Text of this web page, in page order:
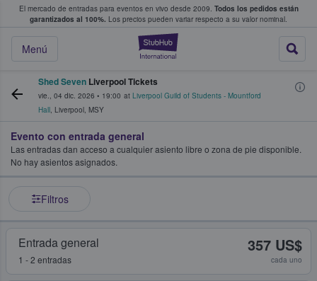
El mercado de entradas para eventos en vivo desde 2009. Todos los pedidos están
garantizados al 100%. Los precios pueden variar respecto a su valor nominal.
StubHub:
Menú
y venta de entradas entre fans
Shed Seven Liverpool Tickets
vie., 04 dic. 2026 • 19:00 at Liverpool Guild of Students - Mountford
Hall, Liverpool, MSY
Evento con entrada general
Las entradas dan acceso a cualquier asiento libre o zona de pie disponible.
No hay asientos asignados.
Filtros
Entrada general
1 - 2 entradas
357 US$
cada uno